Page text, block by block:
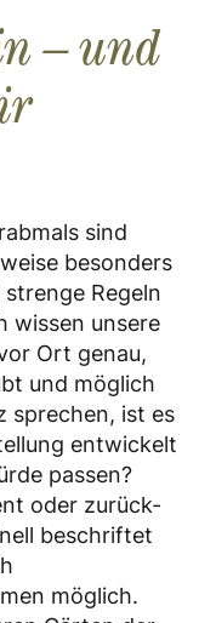
– und
sind
besonders
Regeln
wissen unsere
Ort genau,
und möglich
sprechen, ist es
entwickelt
passen?
oder zurück-
beschriftet
möglich.